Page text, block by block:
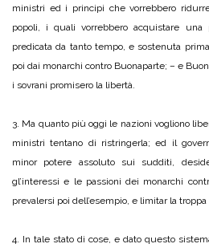
ministri ed i principi che vorrebbero
popoli, i quali vorrebbero acquistare
predicata da tanto tempo, e sostenuta
poi dai monarchi contro Buonaparte; – e
i sovrani promisero la libertà.
3. Ma quanto più oggi le nazioni vogliono
ministri tentano di ristringerla; ed il
minor potere assoluto sui sudditi,
gl’interessi e le passioni dei monarchi
prevalersi poi dell’esempio, e limitar la
4. In tale stato di cose, e dato questo